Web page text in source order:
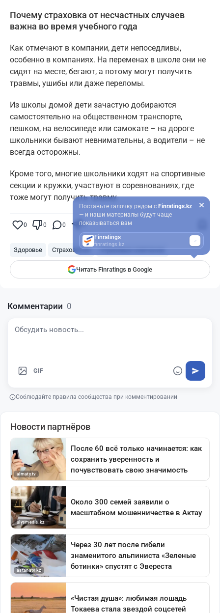
Почему страховка от несчастных случаев
важна во время учебного года
Как отмечают в компании, дети непоседливы,
особенно в компаниях. На переменах в школе они не
сидят на месте, бегают, а потому могут получить
травмы, ушибы или даже переломы.
Из школы домой дети зачастую добираются
самостоятельно на общественном транспорте,
пешком, на велосипеде или самокате – на дороге
школьники бывают невнимательны, а водители – не
всегда осторожны.
Кроме того, многие школьники ходят на спортивные
секции и кружки, участвуют в соревнованиях, где
тоже могут получить травму.
0 0 0 0
Здоровье Страхование Страховые компании
Читать Finratings в Google
Поставьте галочку рядом с Finratings.kz
— и наши материалы будут чаще
показываться вам
Finratings
finratings.kz
Комментарии 0
GIF
Соблюдайте правила сообщества при комментировании